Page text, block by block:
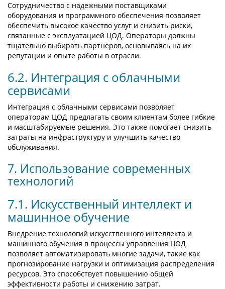
Сотрудничество с надежными поставщиками
оборудования и программного обеспечения позволяет
обеспечить высокое качество услуг и снизить риски,
связанные с эксплуатацией ЦОД. Операторы должны
тщательно выбирать партнеров, основываясь на их
репутации и опыте работы в отрасли.
6.2. Интеграция с облачными
сервисами
Интеграция с облачными сервисами позволяет
операторам ЦОД предлагать своим клиентам более гибкие
и масштабируемые решения. Это также помогает снизить
затраты на инфраструктуру и улучшить качество
обслуживания.
7. Использование современных
технологий
7.1. Искусственный интеллект и
машинное обучение
Внедрение технологий искусственного интеллекта и
машинного обучения в процессы управления ЦОД
позволяет автоматизировать многие задачи, такие как
прогнозирование нагрузки и оптимизация распределения
ресурсов. Это способствует повышению общей
эффективности работы и снижению затрат.